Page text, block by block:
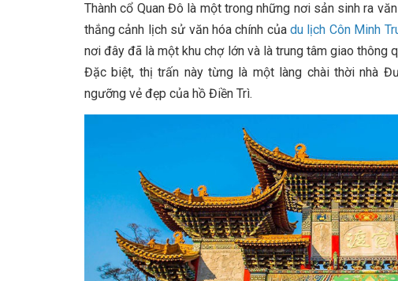
Thành cổ Quan Đô là một trong những nơi sản sinh ra
thắng cảnh lịch sử văn hóa chính củadu lịch Côn Minh
nơi đây đã là một khu chợ lớn và là trung tâm giao thông
Đặc biệt, thị trấn này từng là một làng chài thời nhà
ngưỡng vẻ đẹp của hồ Điền Trì.